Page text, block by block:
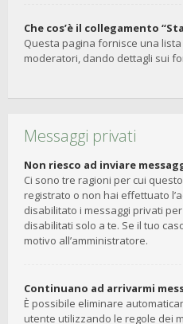
Che cos’è il collegamento
Questa pagina fornisce una
moderatori, dando dettagli sui
Messaggi privati
Non riesco ad inviare
Ci sono tre ragioni per cui
registrato o non hai effettuato
disabilitato i messaggi privati
disabilitati solo a te. Se il tuo
motivo all’amministratore.
Continuano ad arrivarmi
È possibile eliminare
utente utilizzando le regole dei